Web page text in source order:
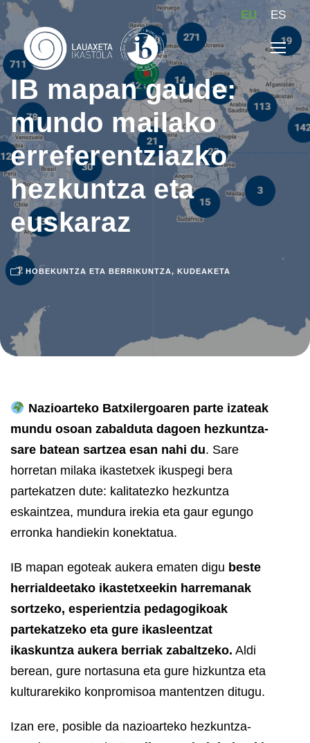
EU ES
IB mapan gaude:
mundo mailako
erreferentziazko
hezkuntza eta
euskaraz
HOBEKUNTZA ETA BERRIKUNTZA, KUDEAKETA
Nazioarteko Batxilergoaren parte izateak
mundu osoan zabalduta dagoen hezkuntza-
sare batean sartzea esan nahi du. Sare
horretan milaka ikastetxek ikuspegi bera
partekatzen dute: kalitatezko hezkuntza
eskaintzea, mundura irekia eta gaur egungo
erronka handiekin konektatua.
IB mapan egoteak aukera ematen digu beste
herrialdeetako ikastetxeekin harremanak
sortzeko, esperientzia pedagogikoak
partekatzeko eta gure ikasleentzat
ikaskuntza aukera berriak zabaltzeko. Aldi
berean, gure nortasuna eta gure hizkuntza eta
kulturarekiko konpromisoa mantentzen ditugu.
Izan ere, posible da nazioarteko hezkuntza-